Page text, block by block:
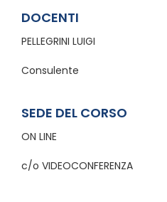
DOCENTI
PELLEGRINI LUIGI
Consulente
SEDE DEL CORSO
ON LINE
c/o VIDEOCONFERENZA